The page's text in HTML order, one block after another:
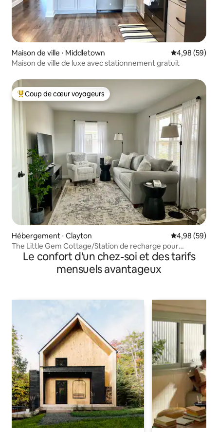
Maison de ville ⋅ Middletown Évaluation
4,98 (59)
Maison de ville de luxe avec stationnement gratuit
Coups de cœur voyageurs les plus appréciés
Coup de cœur voyageurs
Hébergement ⋅ Clayton Évaluation
4,98 (59)
The Little Gem Cottage/Station de recharge pour
véhicules électriques
Le confort d'un chez-soi et des tarifs
mensuels avantageux